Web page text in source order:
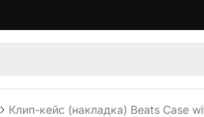
Клип-кейс (накладка) Beats Case